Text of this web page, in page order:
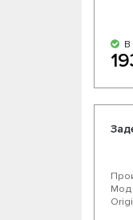
В